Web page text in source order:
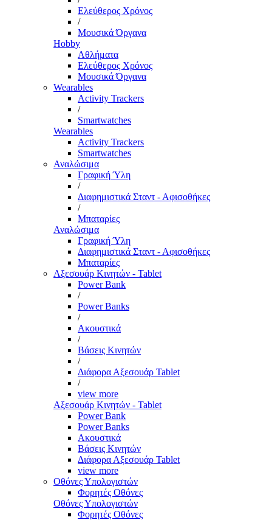
Ελεύθερος Χρόνος
/
Μουσικά Όργανα
Hobby
Αθλήματα
Ελεύθερος Χρόνος
Μουσικά Όργανα
Wearables
Activity Trackers
/
Smartwatches
Wearables
Activity Trackers
Smartwatches
Αναλώσιμα
Γραφική Ύλη
/
Διαφημιστικά Σταντ - Αφισοθήκες
/
Μπαταρίες
Αναλώσιμα
Γραφική Ύλη
Διαφημιστικά Σταντ - Αφισοθήκες
Μπαταρίες
Αξεσουάρ Κινητών - Tablet
Power Bank
/
Power Banks
/
Ακουστικά
/
Βάσεις Κινητών
/
Διάφορα Αξεσουάρ Tablet
/
view more
Αξεσουάρ Κινητών - Tablet
Power Bank
Power Banks
Ακουστικά
Βάσεις Κινητών
Διάφορα Αξεσουάρ Tablet
view more
Οθόνες Υπολογιστών
Φορητές Οθόνες
Οθόνες Υπολογιστών
Φορητές Οθόνες